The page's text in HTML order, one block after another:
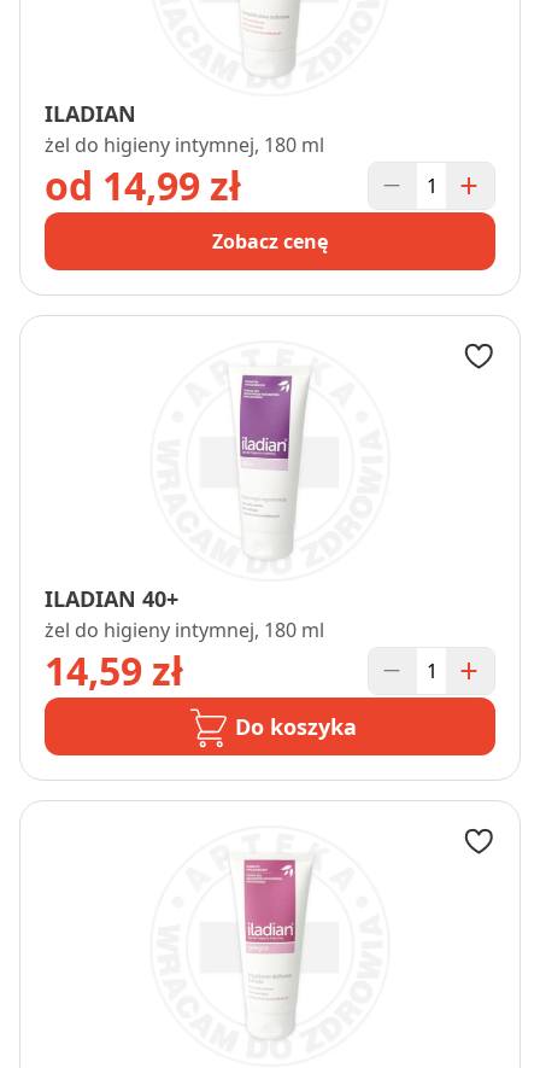
ILADIAN
żel do higieny intymnej, 180 ml
od 14,99 zł
Zobacz cenę
ILADIAN 40+
żel do higieny intymnej, 180 ml
14,59 zł
Do koszyka